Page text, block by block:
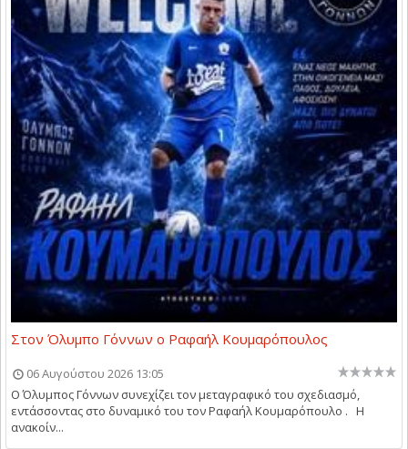
Στον Όλυμπο Γόννων ο Ραφαήλ Κουμαρόπουλος
06 Αυγούστου 2026 13:05
Ο Όλυμπος Γόννων συνεχίζει τον μεταγραφικό του σχεδιασμό,
εντάσσοντας στο δυναμικό του τον Ραφαήλ Κουμαρόπουλο . Η
ανακοίν...